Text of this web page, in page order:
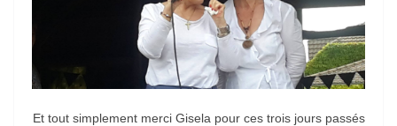
Et tout simplement merci Gisela pour ces trois jours passés